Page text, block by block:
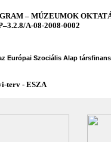
– MÚZEUMOK
A-08-2008-0002
Európai Szociális Alap